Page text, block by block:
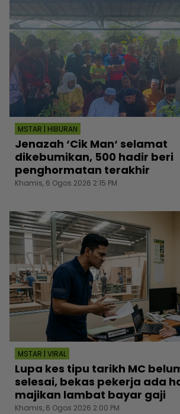
MSTAR | HIBURAN
Jenazah ‘Cik Man‘ selamat
dikebumikan, 500 hadir beri
penghormatan terakhir
Khamis, 6 Ogos 2026 2:15 PM
MSTAR | VIRAL
Lupa kes tipu tarikh MC
selesai, bekas pekerja ada
majikan lambat bayar gaji
Khamis, 6 Ogos 2026 2:00 PM